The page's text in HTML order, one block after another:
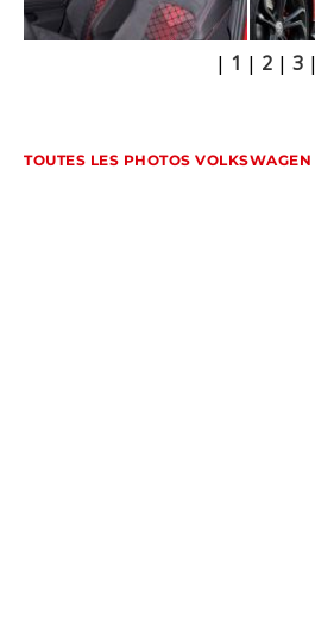
| 1 | 2| 3|
TOUTES LES PHOTOS VOLKSWAGEN